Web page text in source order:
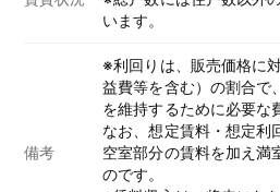
います。
備考
※利回りは、販売価格に
益費等を含む）の割合で
を維持するために必要な
なお、想定賃料・想定利
空室部分の賃料を加え満
のです。